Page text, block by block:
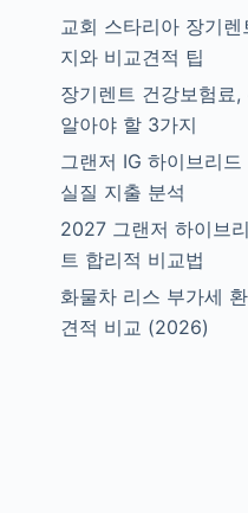
교회 스타리아 장기
지와 비교견적 팁
장기렌트 건강보험료
알아야 할 3가지
그랜저 IG 하이브리
실질 지출 분석
2027 그랜저 하이브
트 합리적 비교법
화물차 리스 부가세
견적 비교 (2026)